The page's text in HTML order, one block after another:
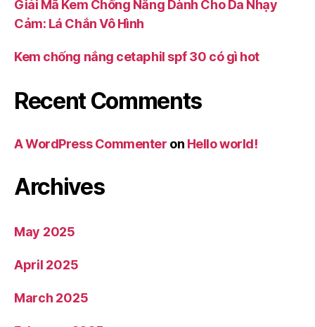
Giải Mã Kem Chống Nắng Dành Cho Da Nhạy
Cảm: Lá Chắn Vô Hình
Kem chống nắng cetaphil spf 30 có gì hot
Recent Comments
A WordPress Commenter on Hello world!
Archives
May 2025
April 2025
March 2025